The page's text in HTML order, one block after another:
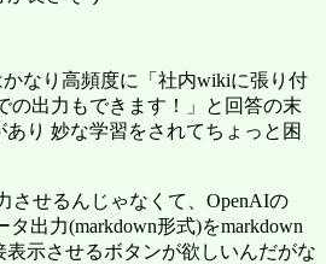
かなり高頻度に「社内wikiに張り付
の出力もできます！」と回答の末
り 妙な学習をされてちょっと困
させるんじゃなくて、OpenAIの
出力(markdown形式)をmarkdown
表示させるボタンが欲しいんだがな